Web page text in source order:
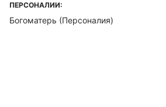
ПЕРСОНАЛИИ:
Богоматерь (Персоналия)